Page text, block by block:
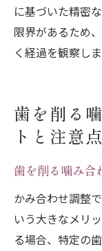
に基づいた精密
限界があるため
く経過を観察しま
歯を削る
トと注意点
歯を削る噛み合
かみ合わせ調整
いう大きなメリ
る場合、特定の